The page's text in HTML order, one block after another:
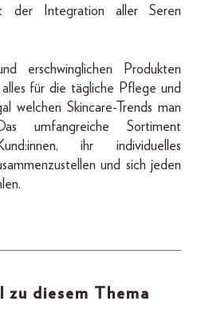
der Integration aller Seren
erschwinglichen Produkten
für die tägliche Pflege und
welchen Skincare-Trends man
umfangreiche Sortiment
ihr individuelles
und sich jeden
diesem Thema